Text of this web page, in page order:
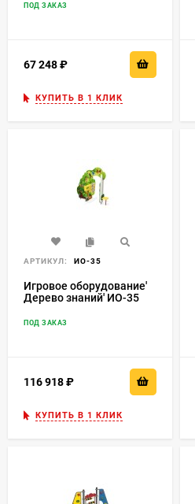
ПОД ЗАКАЗ
67 248
КУПИТЬ В 1 КЛИК
АРТИКУЛ: ИО-35
Игровое оборудование'
Дерево знаний' ИО-35
ПОД ЗАКАЗ
116 918
КУПИТЬ В 1 КЛИК